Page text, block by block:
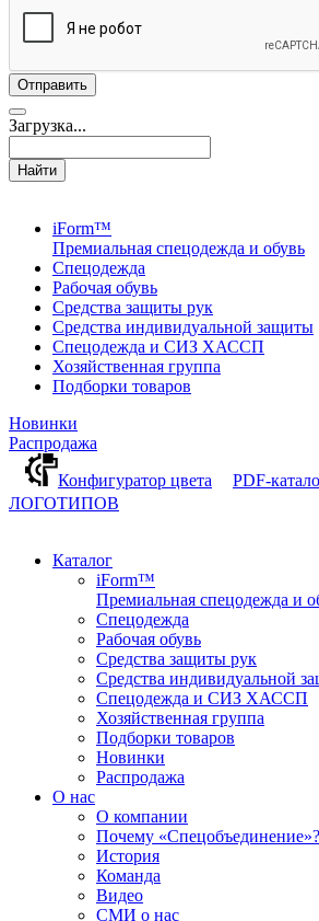
Загрузка...
Найти
iForm™
Премиальная спецодежда и обувь
Спецодежда
Рабочая обувь
Средства защиты рук
Средства индивидуальной защиты
Спецодежда и СИЗ ХАССП
Хозяйственная группа
Подборки товаров
Новинки
Распродажа
Конфигуратор цвета
PDF-
ЛОГОТИПОВ
Каталог
iForm™
Премиальная спецодежда и
Спецодежда
Рабочая обувь
Средства защиты рук
Средства индивидуальной
Спецодежда и СИЗ ХАССП
Хозяйственная группа
Подборки товаров
Новинки
Распродажа
О нас
О компании
Почему «Спецобъединение»?
История
Команда
Видео
СМИ о нас